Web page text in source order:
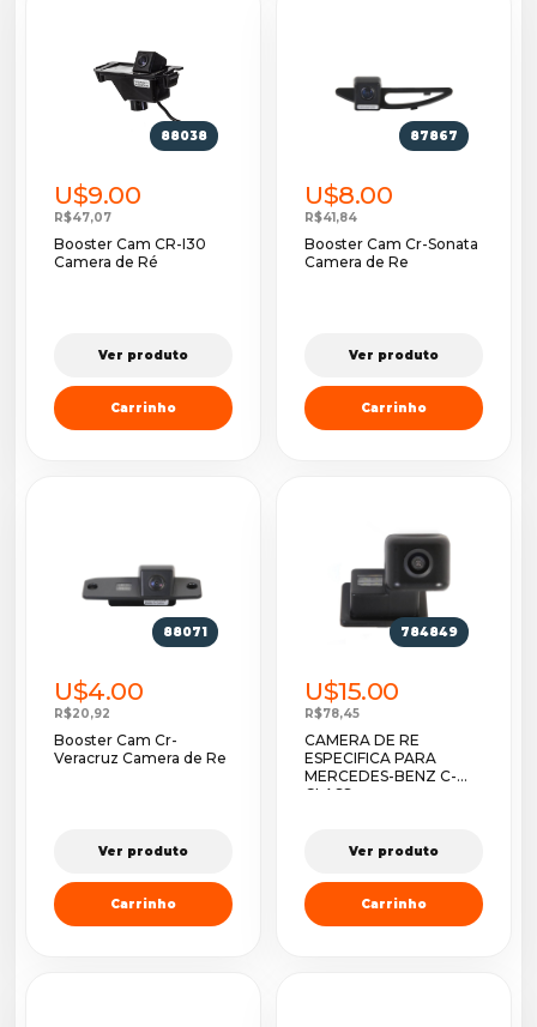
88038
U$9.00
R$47,07
Booster Cam CR-I30
Camera de Ré
Ver produto
Carrinho
87867
U$8.00
R$41,84
Booster Cam Cr-Sonata
Camera de Re
Ver produto
Carrinho
88071
U$4.00
R$20,92
Booster Cam Cr-
Veracruz Camera de Re
Ver produto
Carrinho
784849
U$15.00
R$78,45
CAMERA DE RE
ESPECIFICA PARA
MERCEDES-BENZ C-
CLASS - ...
Ver produto
Carrinho